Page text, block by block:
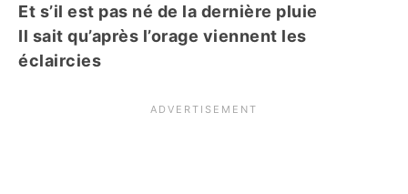
Et s’il est pas né de la dernière pluie
Il sait qu’après l’orage viennent les
éclaircies